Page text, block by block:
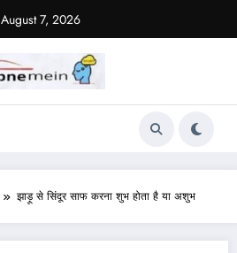
August 7, 2026
झाड़ू से सिंदूर साफ करना शुभ होता है या अशुभ